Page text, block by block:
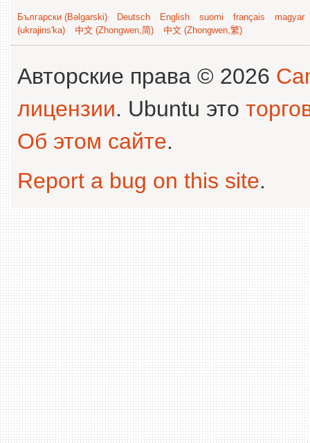
Български (Bəlgarski) Deutsch English suomi français
magyar
(ukrajins'ka)
中文 (Zhongwen,简) 中文 (Zhongwen,繁)
Авторские права © 2026
лицензии. Ubuntu это
Об этом сайте.
Report a bug on this site.